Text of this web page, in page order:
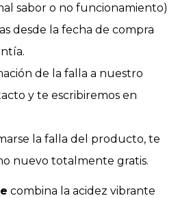
sabor o no funcionamiento)
desde la fecha de compra
de la falla a nuestro
y te escribiremos en
la falla del producto, te
nuevo totalmente gratis.
combina la acidez vibrante